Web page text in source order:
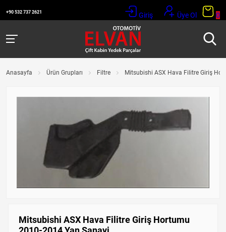
+90 532 737 2621 Giriş Üye Ol 0
Anasayfa Ürün Grupları Filtre Mitsubishi ASX Hava Filitre Giriş
Mitsubishi ASX Hava Filitre Giriş Hortumu